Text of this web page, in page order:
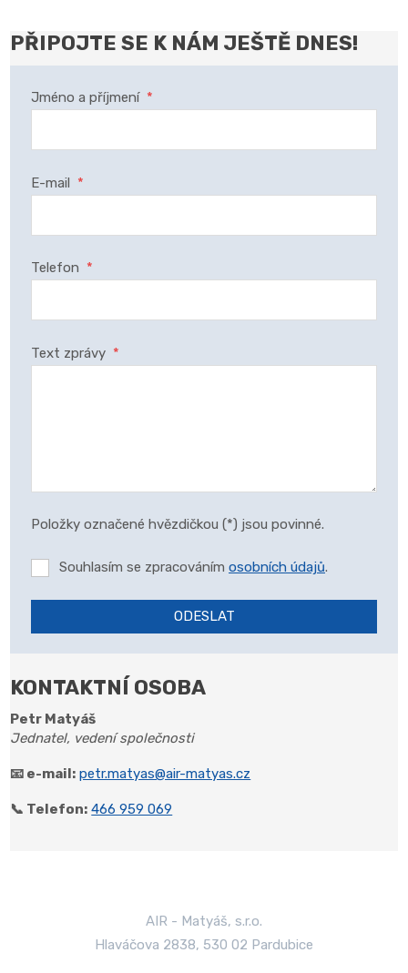
PŘIPOJTE SE K NÁM JEŠTĚ DNES!
Jméno a příjmení *
E-mail *
Telefon *
Text zprávy *
Položky označené hvězdičkou (*) jsou povinné.
Souhlasím se zpracováním osobních údajů.
ODESLAT
nepodařilo
odeslat.
KONTAKTNÍ OSOBA
Petr Matyáš
Jednatel, vedení společnosti
📧 e-mail: petr.matyas@air-matyas.cz
📞 Telefon: 466 959 069
AIR - Matyáš, s.r.o.
Hlaváčova 2838, 530 02 Pardubice